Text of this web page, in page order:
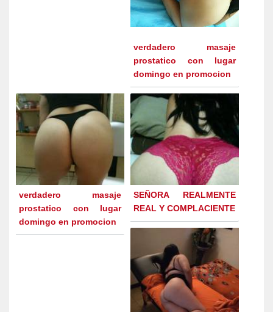
verdadero masaje
prostatico con lugar
domingo en promocion
verdadero masaje
prostatico con lugar
domingo en promocion
SEÑORA REALMENTE
REAL Y COMPLACIENTE